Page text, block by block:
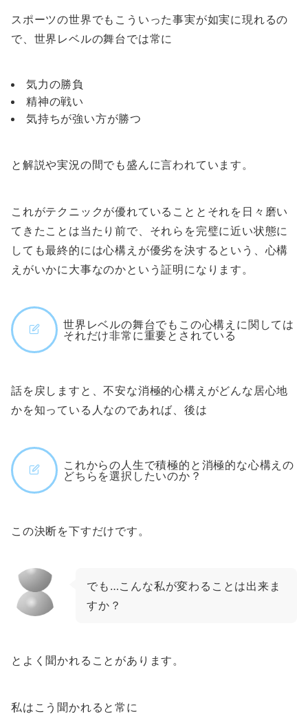
スポーツの世界でもこういった事実が如実に現れるの
で、世界レベルの舞台では常に
気力の勝負
精神の戦い
気持ちが強い方が勝つ
と解説や実況の間でも盛んに言われています。
これがテクニックが優れていることとそれを日々磨い
てきたことは当たり前で、それらを完璧に近い状態に
しても最終的には心構えが優劣を決するという、心構
えがいかに大事なのかという証明になります。
世界レベルの舞台でもこの心構えに関しては
それだけ非常に重要とされている
話を戻しますと、不安な消極的心構えがどんな居心地
かを知っている人なのであれば、後は
これからの人生で積極的と消極的な心構えの
どちらを選択したいのか？
この決断を下すだけです。
でも…こんな私が変わることは出来ま
すか？
とよく聞かれることがあります。
私はこう聞かれると常に